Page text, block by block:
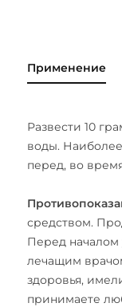
Применение
Развести 10
воды.
перед, во
средством.
Перед началом
лечащим
здоровья,
принимаете